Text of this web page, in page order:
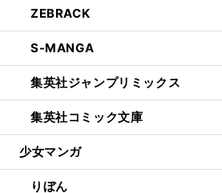
ZEBRACK
S-MANGA
集英社ジャンプリミックス
集英社コミック文庫
少女マンガ
りぼん